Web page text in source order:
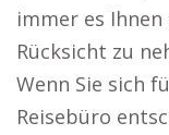
immer es
Rücksicht zu
Wenn Sie sich
Reisebüro